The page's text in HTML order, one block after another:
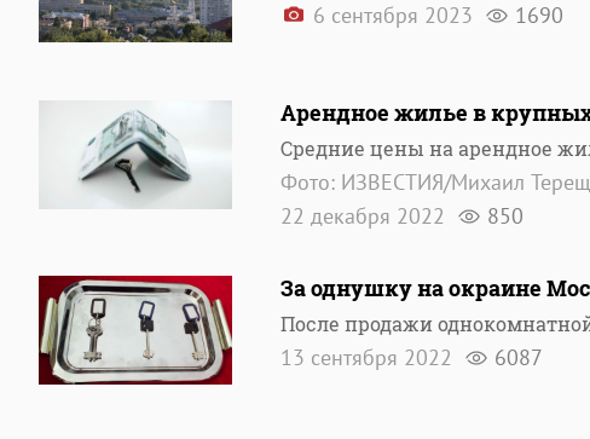
6 сентября 2023 1690
Арендное жилье в крупных
Средние цены на арендное
Фото: ИЗВЕСТИЯ/Михаил
22 декабря 2022
850
За однушку на окраине
После продажи
13 сентября 2022 6087